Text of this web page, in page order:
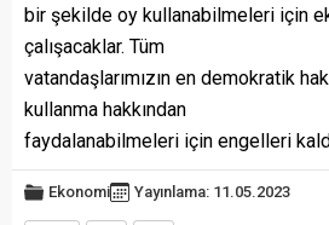
bir şekilde oy kullanabilmeleri için
çalışacaklar. Tüm
vatandaşlarımızın en demokratik
kullanma hakkından
faydalanabilmeleri için engelleri
Ekonomi Yayınlama: 11.05.2023